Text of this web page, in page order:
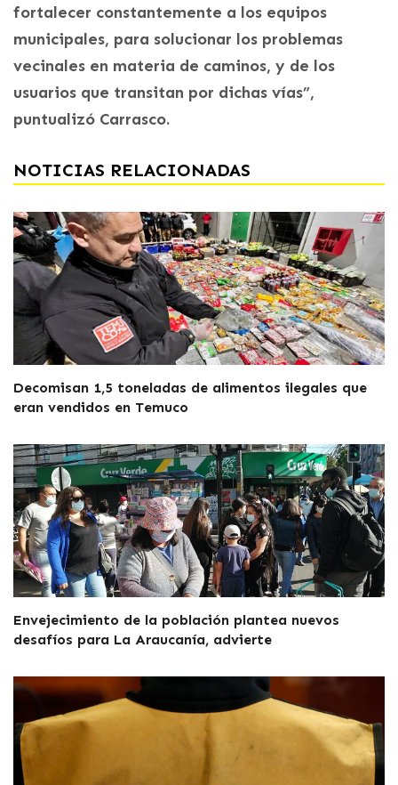
fortalecer constantemente a los equipos
municipales, para solucionar los problemas
vecinales en materia de caminos, y de los
usuarios que transitan por dichas vías”,
puntualizó Carrasco.
NOTICIAS RELACIONADAS
Decomisan 1,5 toneladas de alimentos ilegales que
eran vendidos en Temuco
Envejecimiento de la población plantea nuevos
desafíos para La Araucanía, advierte